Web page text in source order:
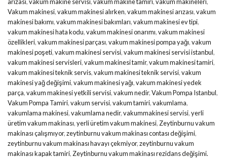
arızası,vakum makine servisi,vakum makine tamiri,vakum makineleri,
Vakum makinesi,vakum makinesi alırken,vakum makinesi arızası,vakum
makinesi bakımı,vakum makinesi bakımları,vakum makinesi ev tipi,
vakum makinesi hata kodu,vakum makinesi onarımı,vakum makinesi
özellikleri,vakum makinesi parçası,vakum makinesi pompa yağı,vakum
makinesi poşeti,vakum makinesi servisi,vakum makinesi servisi istanbul,
vakum makinesi servisleri,vakum makinesi tamir,vakum makinesi tamiri,
vakum makinesi teknik servis,vakum makinesi teknik servisi,vakum
makinesi yağ değişimi,vakum makinesi yağı,vakum makinesi yedek
parça,vakum makinesi yetkili servisi,vakum nedir,Vakum Pompa Istanbul,
Vakum Pompa Tamiri,vakum servisi,vakum tamiri,vakumlama,
vakumlama makinesi,vakumlama nedir,vakummakinesi servisi,yerli
üretim vakum makinası,yerli üretim vakum makinesi,Zeytinburnu vakum
makinası çalışmıyor,zeytinburnu vakum makinası contası değişimi,
zeytinburnu vakum makinası havayı çekmiyor,zeytinburnu vakum
makinası kapak tamiri,Zeytinburnu vakum makinası rezidans değişimi.